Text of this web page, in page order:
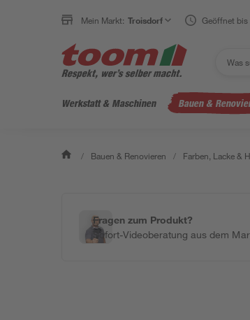
Mein Markt: Troisdorf Geöffnet
Werkstatt & Maschinen Bauen &
/ Bauen & Renovieren / Farben, Lacke &
Fragen zum Produkt?
Sofort-Videoberatung aus dem